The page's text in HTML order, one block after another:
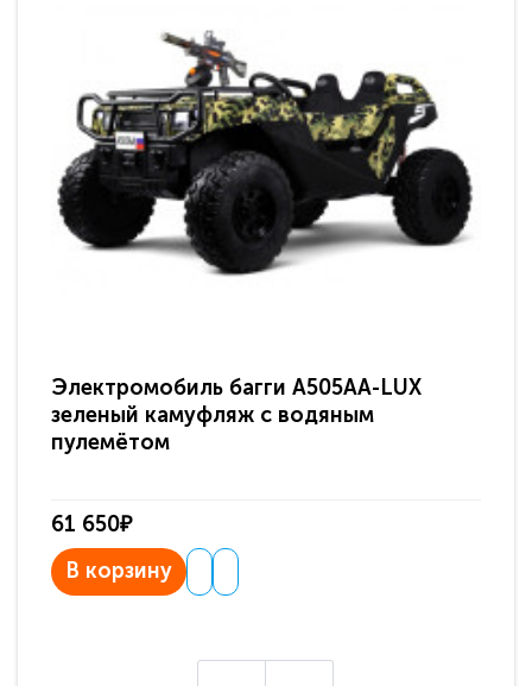
Электромобиль багги A505AA-LUX
зеленый камуфляж с водяным
пулемётом
61 650₽
В корзину